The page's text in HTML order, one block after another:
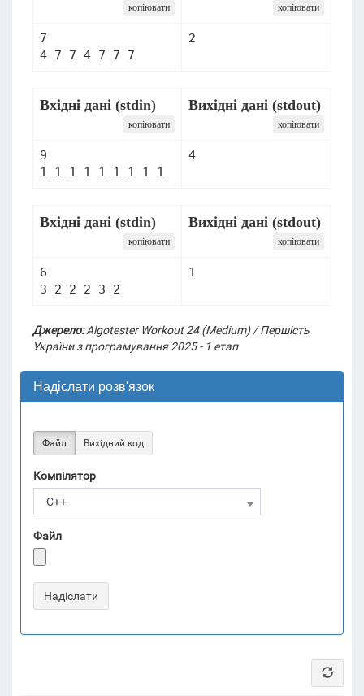
копіювати копіювати
7
4 7 7 4 7 7 7
2
Вхідні дані (stdin)
копіювати
Вихідні дані (stdout)
копіювати
9
1 1 1 1 1 1 1 1 1
4
Вхідні дані (stdin)
копіювати
Вихідні дані (stdout)
копіювати
6
3 2 2 2 3 2
1
Джерело:Algotester Workout 24 (Medium) / Першість
України з програмування 2025 - 1 етап
Надіслати розв'язок
Файл Вихідний код
Компілятор
C++
Файл